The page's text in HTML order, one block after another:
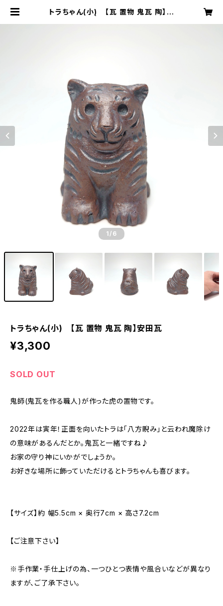
トラちゃん(小) 【瓦 置物 鬼瓦 陶】安
1 /6
トラちゃん(小) 【瓦 置物 鬼瓦 陶】安田瓦
¥3,300
SOLD OUT
鬼師(鬼瓦を作る職人)が作った虎の置物です。
2022年は寅年！正面を向いたトラは「八方睨み」と云われ魔除け
の意味があるんだとか。鬼瓦と一緒ですね♪
お家の守り神にいかがでしょうか。
お好きな場所に飾っていただけるとトラちゃんも喜びます。
【サイズ】約 幅5.5cm × 奥行7cm × 高さ7.2cm
【ご注意下さい】
※手作業・手仕上げの為、一つひとつ表情や風合いなどが異なり
ますが、ご了承下さい。